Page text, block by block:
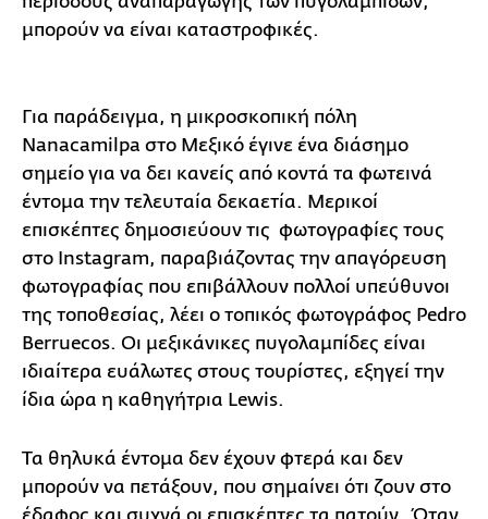
μπορούν να είναι καταστροφικές.
Για παράδειγμα, η μικροσκοπική πόλη
Nanacamilpa στο Μεξικό έγινε ένα διάσημο
σημείο για να δει κανείς από κοντά τα φωτεινά
έντομα την τελευταία δεκαετία. Μερικοί
επισκέπτες δημοσιεύουν τις φωτογραφίες τους
στο Instagram, παραβιάζοντας την απαγόρευση
φωτογραφίας που επιβάλλουν πολλοί υπεύθυνοι
της τοποθεσίας, λέει ο τοπικός φωτογράφος Pedro
Berruecos. Οι μεξικάνικες πυγολαμπίδες είναι
ιδιαίτερα ευάλωτες στους τουρίστες, εξηγεί την
ίδια ώρα η καθηγήτρια Lewis.
Τα θηλυκά έντομα δεν έχουν φτερά και δεν
μπορούν να πετάξουν, που σημαίνει ότι ζουν στο
έδαφος και συχνά οι επισκέπτες τα πατούν. Όταν